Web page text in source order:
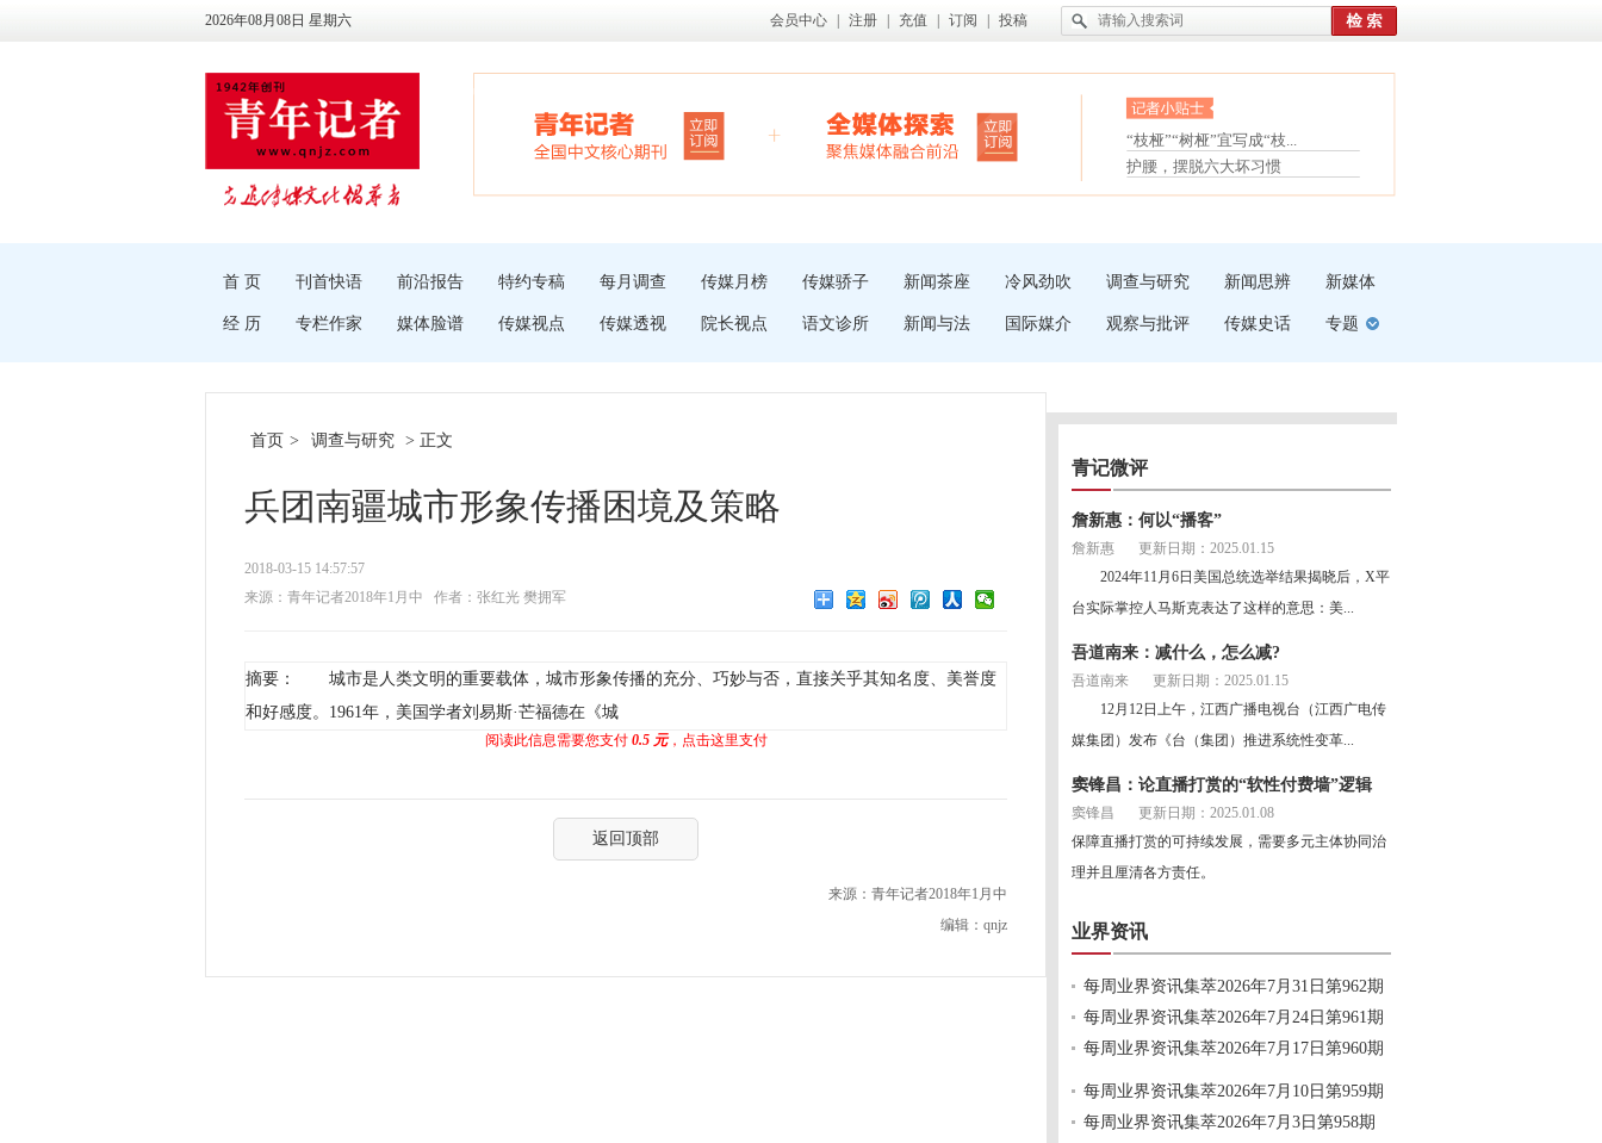
2026年08月08日 星期六 会员中心 注册 充值 订阅 投稿
眼白变红或是结膜下出血
“枝桠”“树桠”宜写成“枝...
夏天缓解疲劳有三招
护腰，摆脱六大坏习惯
受伤了冰敷还是热敷
首 页 刊首快语 前沿报告 特约专稿 每月调查 传媒月榜 传媒骄子 新闻茶座 冷风劲吹 调查与研究 新闻思辨 新媒体
经 历 专栏作家 媒体脸谱 传媒视点 传媒透视 院长视点 语文诊所 新闻与法 国际媒介 观察与批评 传媒史话 专题
首页 > 调查与研究 > 正文
兵团南疆城市形象传播困境及策略
2018-03-15 14:57:57
来源：青年记者2018年1月中
作者：张红光 樊拥军
摘要： 城市是人类文明的重要载体，城市形象传播的充分、巧妙与否，直接关乎其知名度、美誉度
和好感度。1961年，美国学者刘易斯·芒福德在《城
阅读此信息需要您支付 0.5 元，点击这里支付
返回顶部
来源：青年记者2018年1月中
编辑：qnjz
青记微评
詹新惠：何以“播客”
詹新惠
更新日期：2025.01.15
2024年11月6日美国总统选举结果揭晓后，X平
台实际掌控人马斯克表达了这样的意思：美...
吾道南来：减什么，怎么减?
吾道南来
更新日期：2025.01.15
12月12日上午，江西广播电视台（江西广电传
媒集团）发布《台（集团）推进系统性变革...
窦锋昌：论直播打赏的“软性付费墙”逻辑
窦锋昌
更新日期：2025.01.08
保障直播打赏的可持续发展，需要多元主体协同治
理并且厘清各方责任。
业界资讯
每周业界资讯集萃2026年7月31日第962期
每周业界资讯集萃2026年7月24日第961期
每周业界资讯集萃2026年7月17日第960期
每周业界资讯集萃2026年7月10日第959期
每周业界资讯集萃2026年7月3日第958期